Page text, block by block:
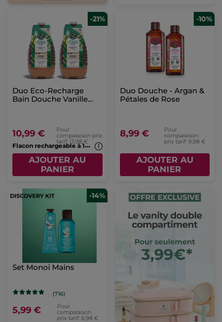
-21%
Duo Eco-Recharge
Bain Douche Vanille
10,99 €
Pour
comparaison prix
tarif: 13,98 €F
lacon rechargeable à 1€*(7b)
AJOUTER AU
PANIER
-10%
Duo Douche - Argan &
Pétales de Rose
8,99 €
Pour
comparaison
prix tarif: 9,98 €
AJOUTER AU
PANIER
-14%
Set Monoi Mains
(716)
5,99 €
Pour
comparaison
prix tarif: 6,98 €